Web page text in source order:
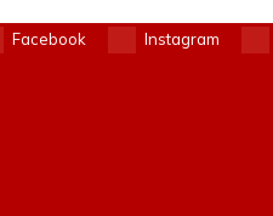
Facebook Instagram